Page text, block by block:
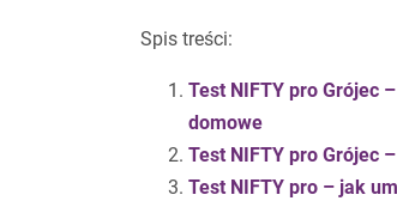
Spis treści:
Test NIFTY pro Grójec
domowe
Test NIFTY pro Grójec
Test NIFTY pro – jak